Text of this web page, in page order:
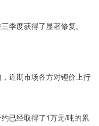
季度获得了显著修复。
近期市场各方对锂价上行
已经取得了1万元/吨的累